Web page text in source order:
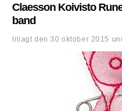
Claesson Koivisto
band
Inlagt den30 oktober 2015